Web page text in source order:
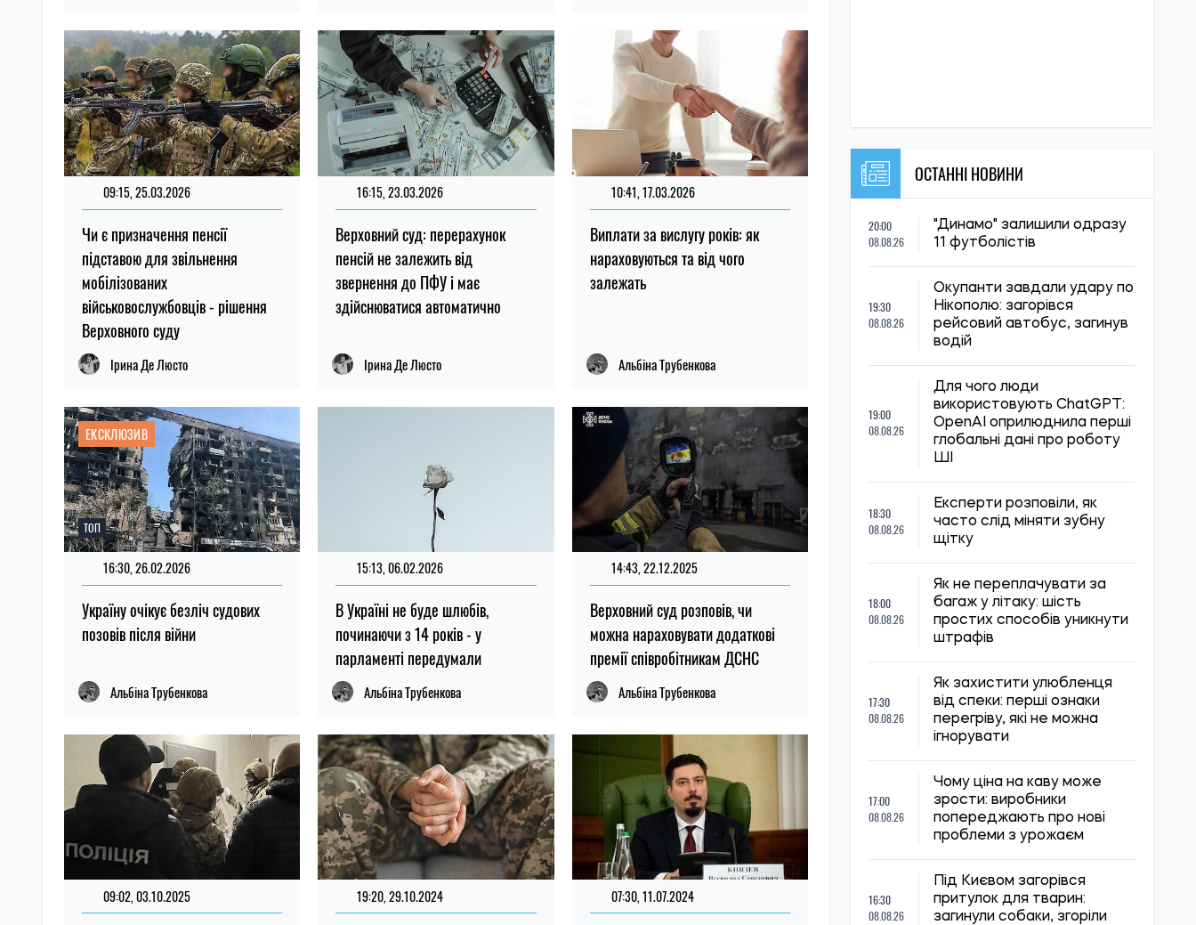
09:15, 25.03.2026
Чи є призначення пенсії
підставою для звільнення
мобілізованих
військовослужбовців - рішення
Верховного суду
Ірина Де Люсто
16:15, 23.03.2026
Верховний суд: перерахунок
пенсій не залежить від
звернення до ПФУ і має
здійснюватися автоматично
Ірина Де Люсто
10:41, 17.03.2026
Виплати за вислугу років: як
нараховуються та від чого
залежать
Альбіна Трубенкова
ТОП
ЕКСКЛЮЗИВ
16:30, 26.02.2026
Україну очікує безліч судових
позовів після війни
Альбіна Трубенкова
15:13, 06.02.2026
В Україні не буде шлюбів,
починаючи з 14 років - у
парламенті передумали
Альбіна Трубенкова
14:43, 22.12.2025
Верховний суд розповів, чи
можна нараховувати додаткові
премії співробітникам ДСНС
Альбіна Трубенкова
09:02, 03.10.2025 19:20, 29.10.2024 07:30, 11.07.2024
ОСТАННІ НОВИНИ
20:00
08.08.26
"Динамо" залишили одразу
11 футболістів
19:30
08.08.26
Окупанти завдали удару по
Нікополю: загорівся
рейсовий автобус, загинув
водій
19:00
08.08.26
Для чого люди
використовують ChatGPT:
OpenAI оприлюднила перші
глобальні дані про роботу
ШІ
18:30
08.08.26
Експерти розповіли, як
часто слід міняти зубну
щітку
18:00
08.08.26
Як не переплачувати за
багаж у літаку: шість
простих способів уникнути
штрафів
17:30
08.08.26
Як захистити улюбленця
від спеки: перші ознаки
перегріву, які не можна
ігнорувати
17:00
08.08.26
Чому ціна на каву може
зрости: виробники
попереджають про нові
проблеми з урожаєм
16:30
08.08.26
Під Києвом загорівся
притулок для тварин:
загинули собаки, згоріли